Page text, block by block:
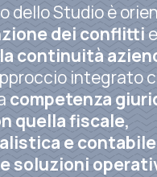
dello Studio è
dei conflitti
continuità
integrato
competenza
quella fiscale,
e
soluzioni